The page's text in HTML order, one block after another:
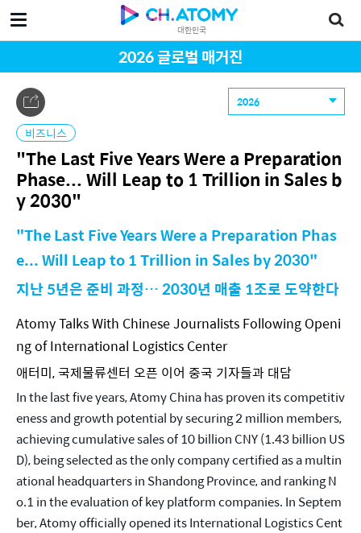
대한민국
2026 글로벌 매거진
2026
비즈니스
"The Last Five Years Were a Preparation
Phase... Will Leap to 1 Trillion in Sales b
y 2030"
"The Last Five Years Were a Preparation Phas
e... Will Leap to 1 Trillion in Sales by 2030"
지난 5년은 준비 과정… 2030년 매출 1조로 도약한다
Atomy Talks With Chinese Journalists Following Openi
ng of International Logistics Center
애터미, 국제물류센터 오픈 이어 중국 기자들과 대담
In the last five years, Atomy China has proven its competitiv
eness and growth potential by securing 2 million members,
achieving cumulative sales of 10 billion CNY (1.43 billion US
D), being selected as the only company certified as a multin
ational headquarters in Shandong Province, and ranking N
o.1 in the evaluation of key platform companies. In Septem
ber, Atomy officially opened its International Logistics Cent